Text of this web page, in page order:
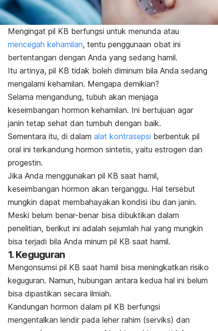
Mengingat pil KB berfungsi untuk menunda atau
mencegah kehamilan, tentu penggunaan obat ini
bertentangan dengan Anda yang sedang hamil.
Itu artinya, pil KB tidak boleh diminum bila Anda sedang
mengalami kehamilan. Mengapa demikian?
Selama mengandung, tubuh akan menjaga
keseimbangan hormon kehamilan. Ini bertujuan agar
janin tetap sehat dan tumbuh dengan baik.
Sementara itu, di dalam alat kontrasepsi berbentuk pil
oral ini terkandung hormon sintetis, yaitu estrogen dan
progestin.
Jika Anda menggunakan pil KB saat hamil,
keseimbangan hormon akan terganggu. Hal tersebut
mungkin dapat membahayakan kondisi ibu dan janin.
Meski belum benar-benar bisa dibuktikan dalam
penelitian, berikut ini adalah sejumlah hal yang mungkin
bisa terjadi bila Anda minum pil KB saat hamil.
1. Keguguran
Mengonsumsi pil KB saat hamil bisa meningkatkan risiko
keguguran. Namun, hubungan antara kedua hal ini belum
bisa dipastikan secara ilmiah.
Kandungan hormon dalam pil KB berfungsi
mengentalkan lendir pada leher rahim (serviks) dan